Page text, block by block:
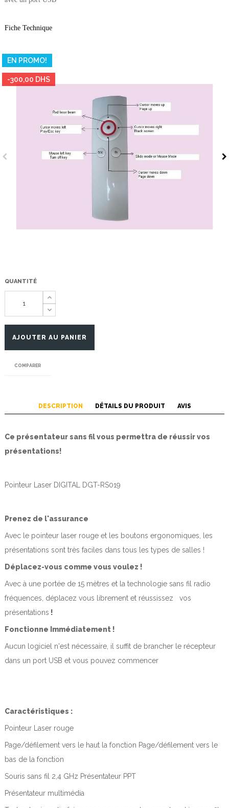
Fiche Technique
EN PROMO!
-300,00 DHS
QUANTITÉ
AJOUTER AU PANIER
COMPARER
DESCRIPTION DÉTAILS DU PRODUIT AVIS
Ce présentateur sans fil vous permettra de réussir vos
présentations!
Pointeur Laser DIGITAL DGT-RS019
Prenez de l'assurance
Avec le pointeur laser rouge et les boutons ergonomiques, les
présentations sont très faciles dans tous les types de salles !
Déplacez-vous comme vous voulez !
Avec à une portée de 15 mètres et la technologie sans fil radio
fréquences, déplacez vous librement et réussissez vos
présentations !
Fonctionne Immédiatement !
Aucun logiciel n'est nécessaire, il suffit de brancher le récepteur
dans un port USB et vous pouvez commencer
Caractéristiques :
Pointeur Laser rouge
Page/défilement vers le haut la fonction Page/défilement vers le
bas de la fonction
Souris sans fil 2,4 GHz Présentateur PPT
Présentateur multimédia